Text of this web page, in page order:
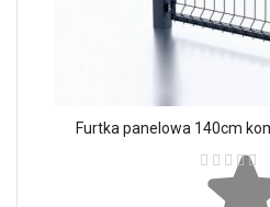
Furtka panelowa 140cm
Ocena: